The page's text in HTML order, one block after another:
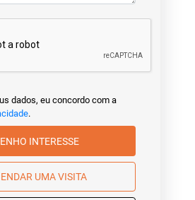
dados, eu concordo com a
.
TENHO INTERESSE
AGENDAR UMA VISITA